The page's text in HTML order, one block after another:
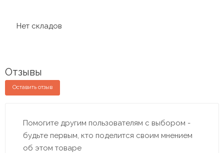
Нет складов
Отзывы
Оставить отзыв
Помогите другим пользователям с выбором -
будьте первым, кто поделится своим мнением
об этом товаре